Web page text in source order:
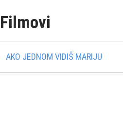
Filmovi
AKO JEDNOM VIDIŠ MARIJU